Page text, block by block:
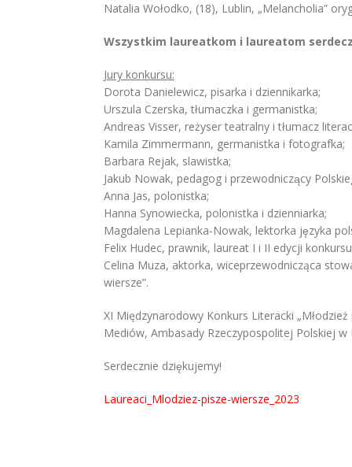
Natalia Wołodko, (18), Lublin, „Melancholia”
Wszystkim laureatkom i laureatom
Jury konkursu:
Dorota Danielewicz, pisarka i dziennikarka;
Urszula Czerska, tłumaczka i germanistka;
Andreas Visser, reżyser teatralny i tłumacz
Kamila Zimmermann, germanistka i fotografka;
Barbara Rejak, slawistka;
Jakub Nowak, pedagog i przewodniczący
Anna Jas, polonistka;
Hanna Synowiecka, polonistka i dzienniarka;
Magdalena Lepianka-Nowak, lektorka języka
Felix Hudec, prawnik, laureat I i II edycji konkursu
Celina Muza, aktorka, wiceprzewodnicząca
wiersze”.
XI Międzynarodowy Konkurs Literacki
Mediów, Ambasady Rzeczypospolitej Polskiej
Serdecznie dziękujemy!
Laureaci_Mlodziez-pisze-wiersze_2023